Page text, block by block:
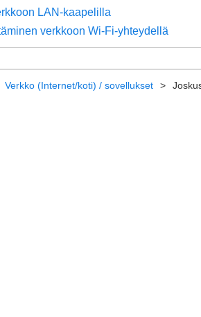
LAN-kaapelilla
verkkoon Wi-Fi-yhteydellä
Verkko (Internet/koti) / sovellukset